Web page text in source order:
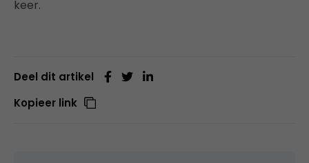
keer.
Deel dit artikel
Kopieer link